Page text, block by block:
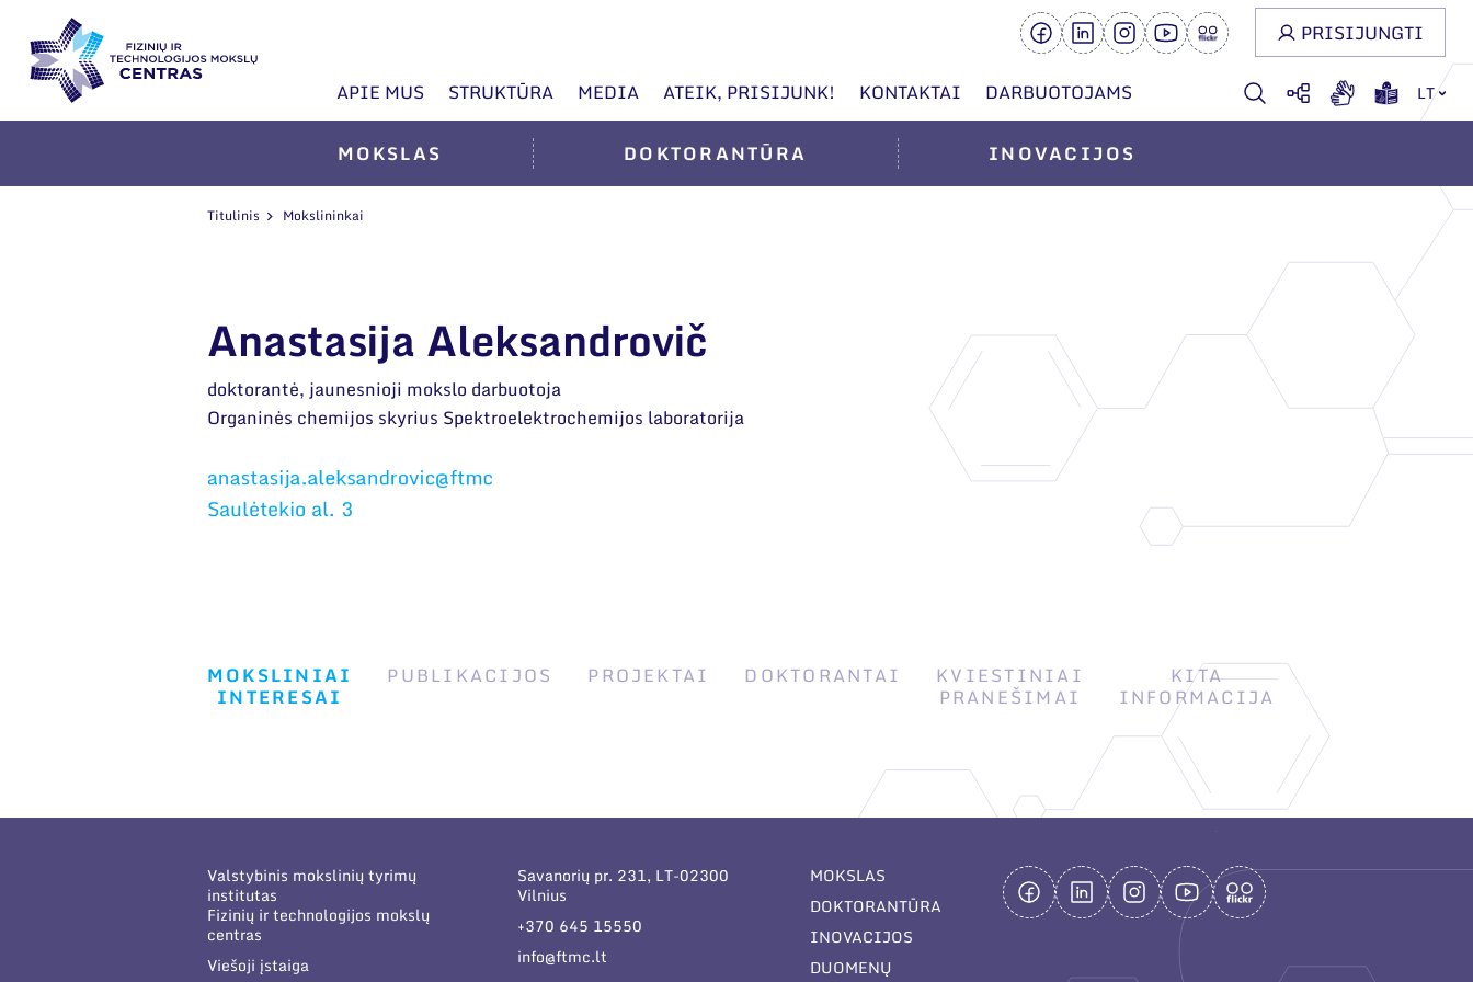
APIE MUS STRUKTŪRA MEDIA ATEIK, PRISIJUNK! KONTAKTAI DARBUOTOJAMS LT
PRISIJUNGTI
MOKSLAS DOKTORANTŪRA INOVACIJOS
Titulinis Mokslininkai
Anastasija Aleksandrovič
doktorantė, jaunesnioji mokslo darbuotoja
Organinės chemijos skyrius Spektroelektrochemijos laboratorija
Saulėtekio al. 3
MOKSLINIAI
INTERESAI
PUBLIKACIJOS PROJEKTAI DOKTORANTAI KVIESTINIAI
PRANEŠIMAI
KITA
INFORMACIJA
Valstybinis mokslinių tyrimų
institutas
Fizinių ir technologijos mokslų
centras
Viešoji įstaiga
Savanorių pr. 231, LT-02300
Vilnius
+370 645 15550
info@ftmc.lt
MOKSLAS
DOKTORANTŪRA
INOVACIJOS
DUOMENŲ